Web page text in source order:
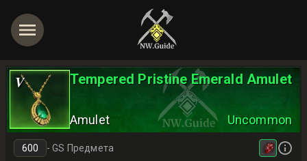
V Tempered Pristine Emerald Amulet
Amulet Uncommon
-GS Предмета